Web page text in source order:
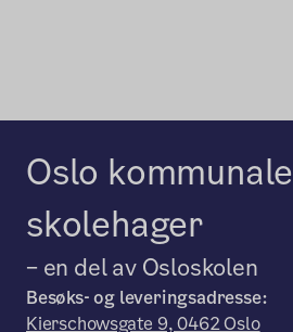
Oslo kommunale
skolehager
– en del av Osloskolen
Besøks- og leveringsadresse:
Kierschowsgate 9, 0462 Oslo